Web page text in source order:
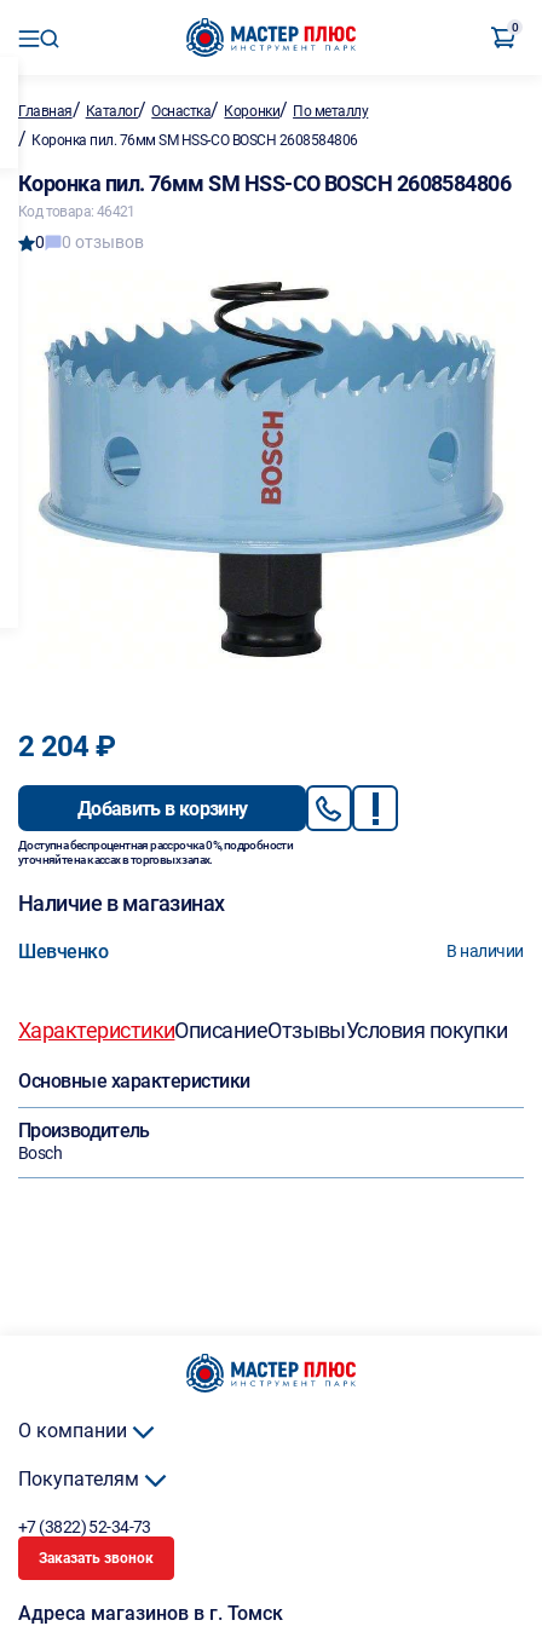
0
Главная/ Каталог/Оснастка/ Коронки/ По металлу
/ Коронка пил. 76мм SM HSS-CO BOSCH 2608584806
Коронка пил. 76мм SM HSS-CO BOSCH 2608584806
Код товара: 46421
0 0 отзывов
2 204 ₽
Добавить в корзину
Доступна беспроцентная рассрочка 0%, подробности
уточняйте на кассах в торговых залах.
Наличие в магазинах
Шевченко В наличии
ХарактеристикиОписаниеОтзывыУсловия покупки
Основные характеристики
Производитель
Bosch
О компании
Покупателям
+7 (3822) 52-34-73
Заказать звонок
Адреса магазинов в г. Томск